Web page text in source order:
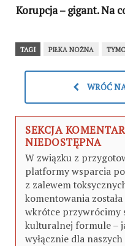
Korupcja – gigant. Na
TAGI PIŁKA NOŻNA
WRÓĆ
SEKCJA
NIEDOSTĘPNA
W związku z
platformy wsparcia
z zalewem
komentowania
wkrótce przywrócimy
kulturalnej formule –
wyłącznie dla